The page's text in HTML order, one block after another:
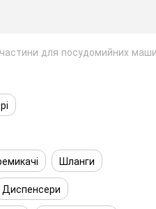
для посудомийних
Шланги
Диспенсери